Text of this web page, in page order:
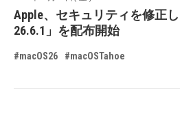
Apple、セキュリティを修正し
26.6.1」を配布開始
#macOS26 #macOSTahoe